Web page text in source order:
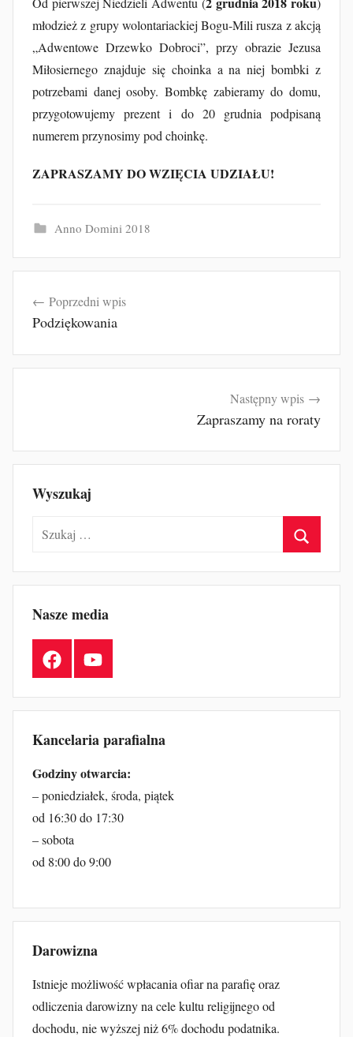
młodzież z grupy wolontariackiej Bogu-Mili rusza z akcją
„Adwentowe Drzewko Dobroci”, przy obrazie Jezusa
Miłosiernego znajduje się choinka a na niej bombki z
potrzebami danej osoby. Bombkę zabieramy do domu,
przygotowujemy prezent i do 20 grudnia podpisaną
numerem przynosimy pod choinkę.
ZAPRASZAMY DO WZIĘCIA UDZIAŁU!
Anno Domini 2018
wpisuPoprzedni wpis
Podziękowania
Następny wpis
Zapraszamy na roraty
Wyszukaj
Szukaj:
Nasze media
FacebookYouTube
Kancelaria parafialna
Godziny otwarcia:
– poniedziałek, środa, piątek
od 16:30 do 17:30
– sobota
od 8:00 do 9:00
Darowizna
Istnieje możliwość wpłacania ofiar na parafię oraz
odliczenia darowizny na cele kultu religijnego od
dochodu, nie wyższej niż 6% dochodu podatnika.